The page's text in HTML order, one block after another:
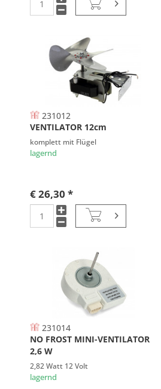
231012
VENTILATOR 12cm
komplett mit Flügel
lagernd
€ 26,30 *
231014
NO FROST MINI-VENTILATOR
2,6 W
2,82 Watt 12 Volt
lagernd